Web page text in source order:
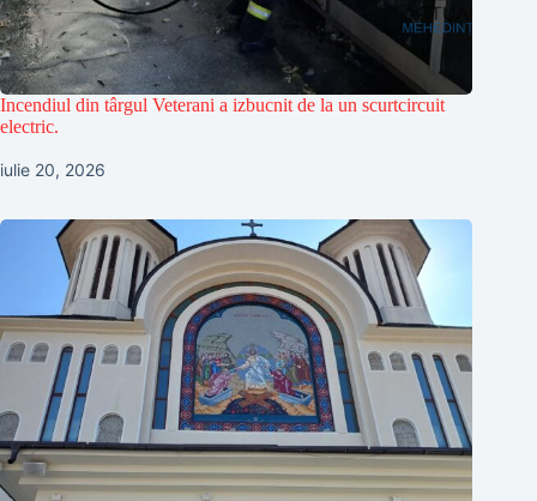
Incendiul din târgul Veterani a izbucnit de la un scurtcircuit
electric.
iulie 20, 2026